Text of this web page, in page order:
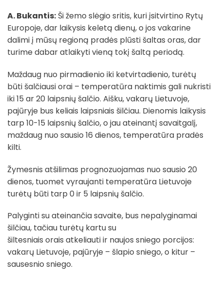
A. Bukantis: Ši žemo slėgio sritis, kuri įsitvirtino Rytų
Europoje, dar laikysis keletą dienų, o jos vakarine
dalimi į mūsų regioną pradės plūsti šaltas oras, dar
turime dabar atlaikyti vieną tokį šaltą periodą.
Maždaug nuo pirmadienio iki ketvirtadienio, turėtų
būti šalčiausi orai – temperatūra naktimis gali nukristi
iki 15 ar 20 laipsnių šalčio. Aišku, vakarų Lietuvoje,
pajūryje bus keliais laipsniais šilčiau. Dienomis laikysis
tarp 10-15 laipsnių šalčio, o jau ateinantį savaitgalį,
maždaug nuo sausio 16 dienos, temperatūra pradės
kilti.
Žymesnis atšilimas prognozuojamas nuo sausio 20
dienos, tuomet vyraujanti temperatūra Lietuvoje
turėtų būti tarp 0 ir 5 laipsnių šalčio.
Palyginti su ateinančia savaite, bus nepalyginamai
šilčiau, tačiau turėtų kartu su
šiltesniais orais atkeliauti ir naujos sniego porcijos:
vakarų Lietuvoje, pajūryje – šlapio sniego, o kitur –
sausesnio sniego.